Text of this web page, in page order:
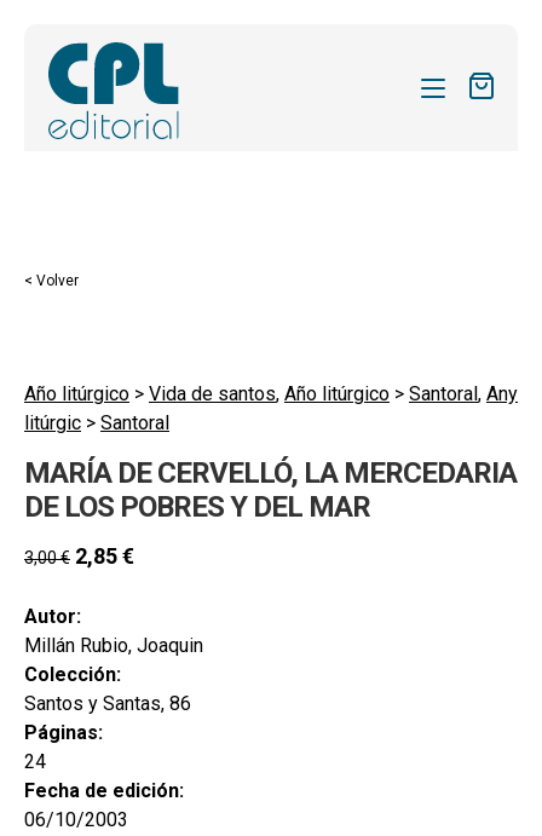
REVISTAS
el
ACTUALIDAD
menú
BLOG
el
CONTACTO
MI CUENTA
BUSCAR
CAT
ESP
< Volver
Año litúrgico > Vida de santos, Año litúrgico > Santoral, Any
litúrgic > Santoral
MARÍA DE CERVELLÓ, LA MERCEDARIA
DE LOS POBRES Y DEL MAR
3,00€ 2,85€
Autor:
Millán Rubio, Joaquin
Colección:
Santos y Santas, 86
Páginas:
24
Fecha de edición:
06/10/2003